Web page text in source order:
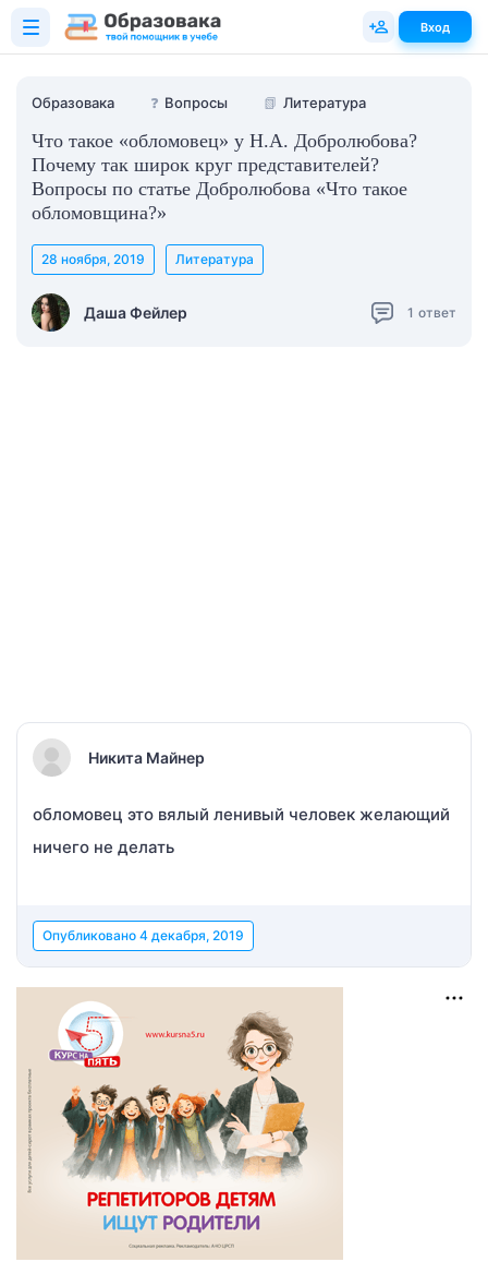
Образовака ❓ Вопросы 📗 Литература
Что такое «обломовец» у Н.А. Добролюбова?
Почему так широк круг представителей?
Вопросы по статье Добролюбова «Что такое
обломовщина?»
Даша Фейлер
28 ноября, 2019 Литература
1 ответ
Никита Майнер
обломовец это вялый ленивый человек желающий
ничего не делать
Опубликовано 4 декабря, 2019
Вход